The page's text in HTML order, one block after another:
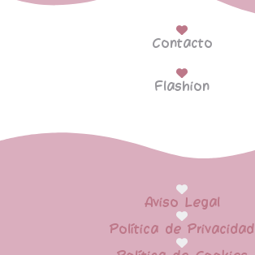
Contacto
Flashion
Aviso Legal
Política de Privacidad